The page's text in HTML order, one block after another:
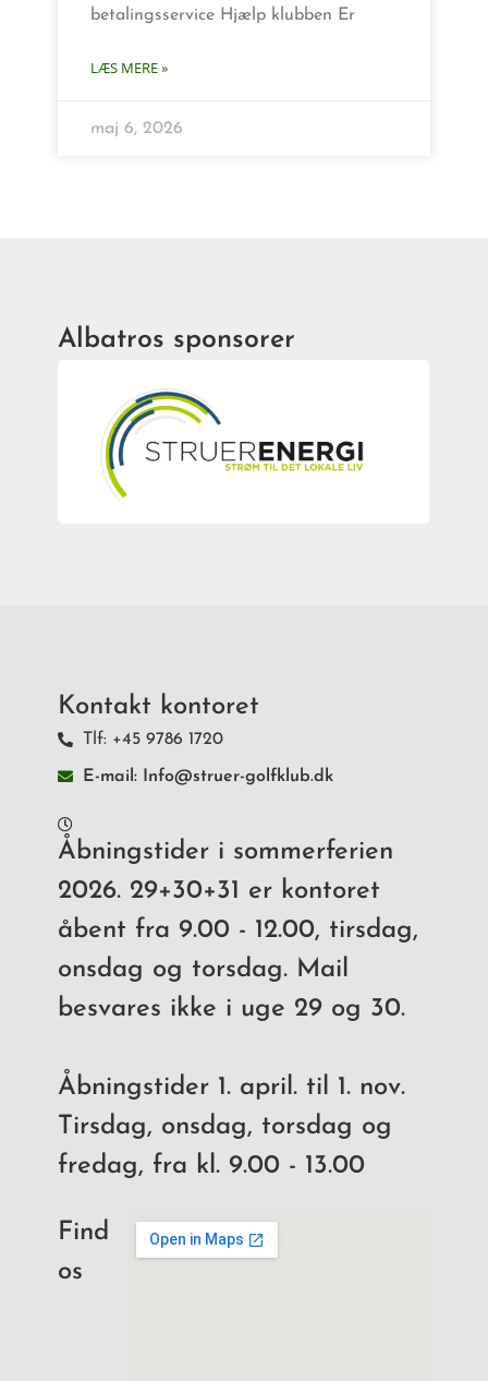
betalingsservice Hjælp klubben Er
LÆS MERE »
maj 6, 2026
Albatros sponsorer
Kontakt kontoret
Tlf: +45 9786 1720
E-mail: Info@struer-golfklub.dk
Åbningstider i sommerferien
2026. 29+30+31 er kontoret
åbent fra 9.00 - 12.00, tirsdag,
onsdag og torsdag. Mail
besvares ikke i uge 29 og 30.
Åbningstider 1. april. til 1. nov.
Tirsdag, onsdag, torsdag og
fredag, fra kl. 9.00 - 13.00
Find
os